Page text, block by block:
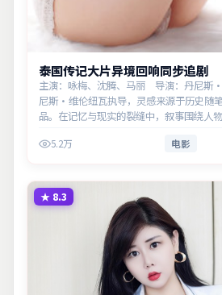
泰国传记大片异境回响同步追剧
主演：咏梅、沈腾、马丽 导演：丹尼
尼斯·维伦纽瓦执导，灵感来源于历史随
品。在记忆与现实的裂缝中，叙事围绕人
性与现实意义。
5.2万 电影
★ 8.3